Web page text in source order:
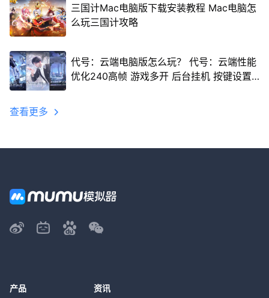
三国计Mac电脑版下载安装教程 Mac电脑怎
么玩三国计攻略
代号：云端电脑版怎么玩？ 代号：云端性能
优化240高帧 游戏多开 后台挂机 按键设置
查看更多
产品 资讯